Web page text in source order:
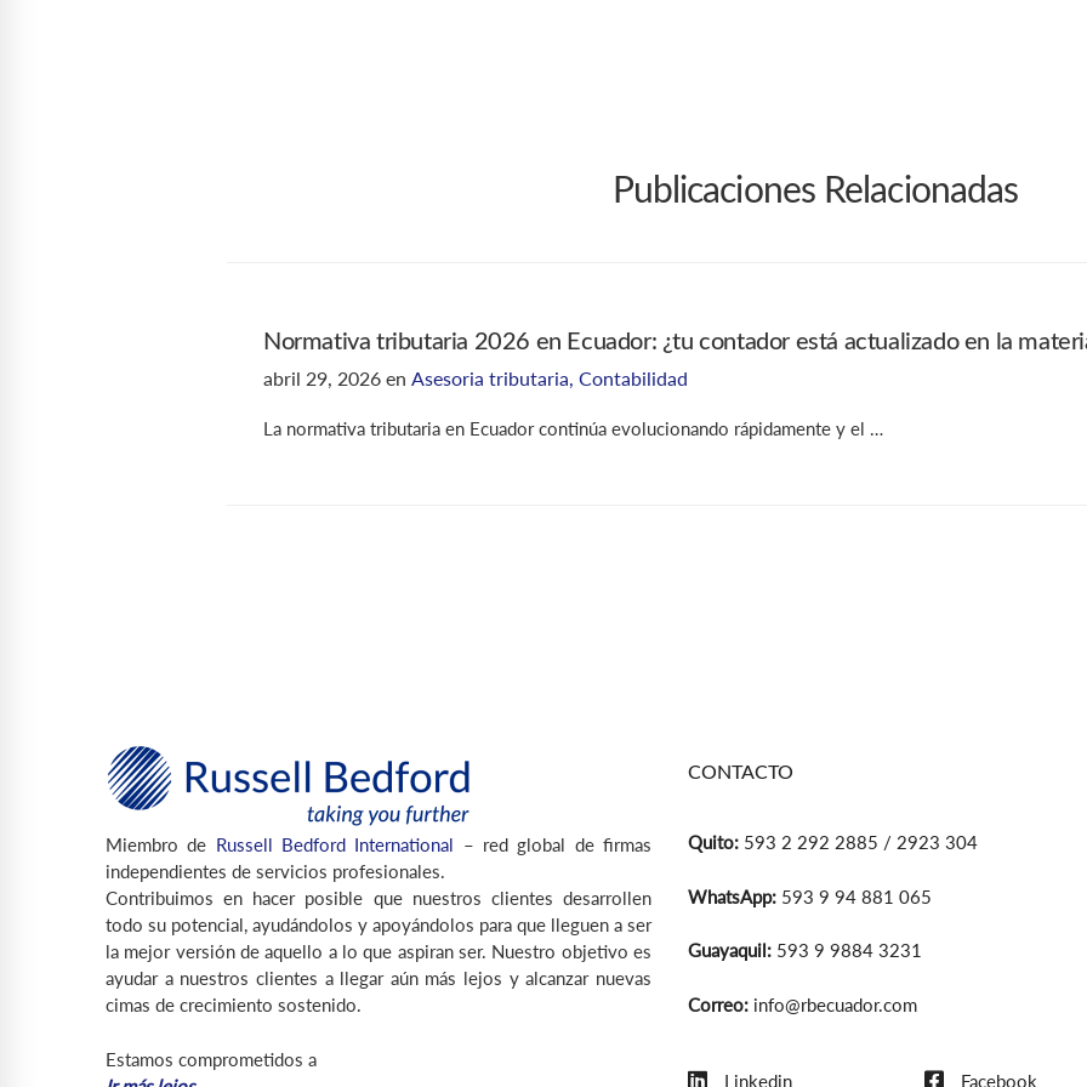
Publicaciones Relacionadas
Normativa tributaria 2026 en Ecuador: ¿tu contador está actualizado en la
abril 29, 2026 en Asesoria tributaria Contabilidad
La normativa tributaria en Ecuador continúa evolucionando rápidamente y el …
Miembro de Russell Bedford International – red global de firmas
independientes de servicios profesionales.
Contribuimos en hacer posible que nuestros clientes desarrollen
todo su potencial, ayudándolos y apoyándolos para que lleguen a ser
la mejor versión de aquello a lo que aspiran ser. Nuestro objetivo es
ayudar a nuestros clientes a llegar aún más lejos y alcanzar nuevas
cimas de crecimiento sostenido.
Estamos comprometidos a
CONTACTO
Quito: 593 2 292 2885 / 2923 304
WhatsApp: 593 9 94 881 065
Guayaquil: 593 9 9884 3231
Correo: info@rbecuador.com
Linkedin Facebook